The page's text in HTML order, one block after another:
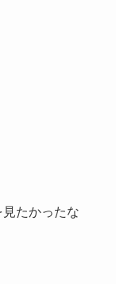
たかったな